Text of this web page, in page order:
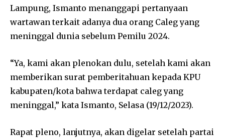
Lampung, Ismanto menanggapi pertanyaan
wartawan terkait adanya dua orang Caleg yang
meninggal dunia sebelum Pemilu 2024.
“Ya, kami akan plenokan dulu, setelah kami akan
memberikan surat pemberitahuan kepada KPU
kabupaten/kota bahwa terdapat caleg yang
meninggal,” kata Ismanto, Selasa (19/12/2023).
Rapat pleno, lanjutnya, akan digelar setelah partai